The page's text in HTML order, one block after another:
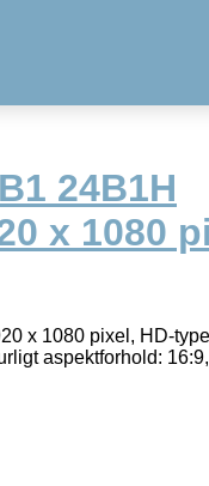
24B1H
x 1080
x 1080 pixel, HD-
aspektforhold: